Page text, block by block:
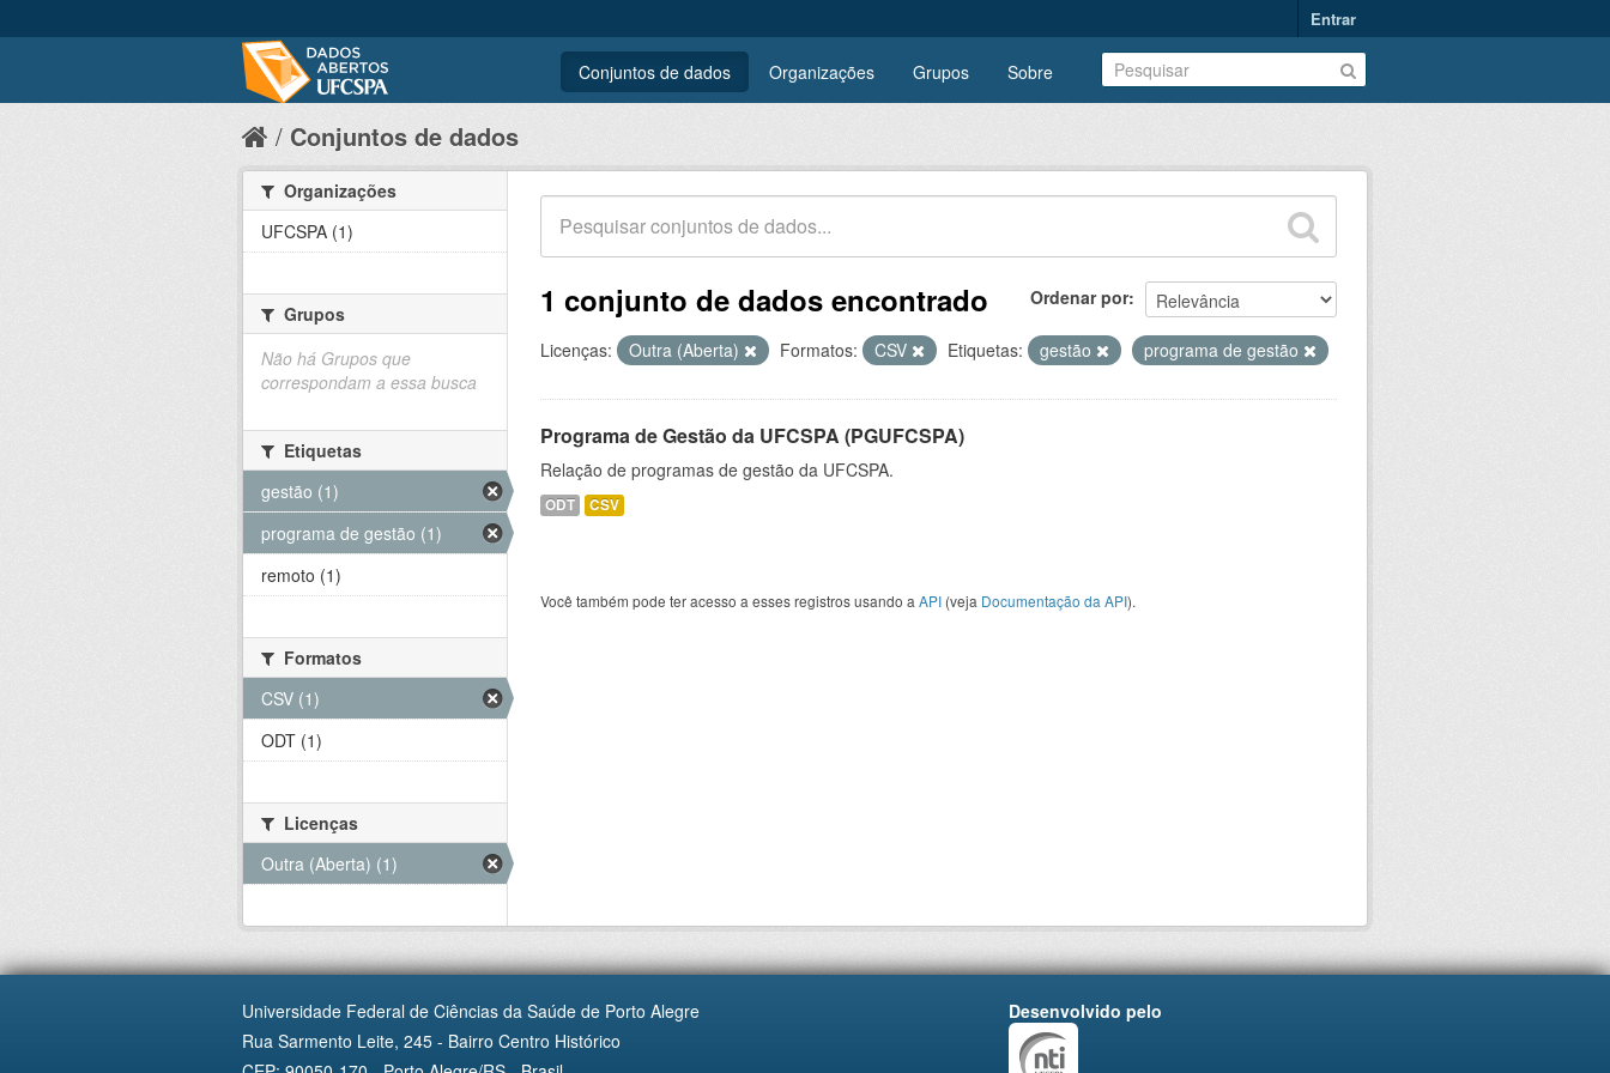
Entrar
Conjuntos de dados Organizações Grupos Sobre
Conjuntos de dados
Ordenar por
1 conjunto de dados encontrado
Licenças: Outra (Aberta) Formatos: CSV Etiquetas: gestão programa de gestão
Programa de Gestão da UFCSPA (PGUFCSPA)
Relação de programas de gestão da UFCSPA.
ODT CSV
Você também pode ter acesso a esses registros usando a API (veja Documentação da API).
Organizações
UFCSPA (1)
Grupos
Não há Grupos que
correspondam a essa busca
Etiquetas
gestão (1)
programa de gestão (1)
remoto (1)
Formatos
CSV (1)
ODT (1)
Licenças
Outra (Aberta) (1)
Universidade Federal de Ciências da Saúde de Porto Alegre
Rua Sarmento Leite, 245 - Bairro Centro Histórico
Desenvolvido pelo